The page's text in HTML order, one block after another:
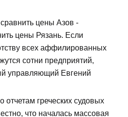
цены Азов -
цены Рязань. Если
всех аффилированных
сотни предприятий,
управляющий Евгений
отчетам греческих судовых
что началась массовая